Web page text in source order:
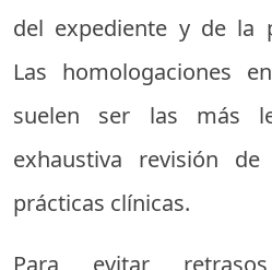
del expediente y de la
Las homologaciones
suelen ser las más
exhaustiva revisión
prácticas clínicas.
Para evitar